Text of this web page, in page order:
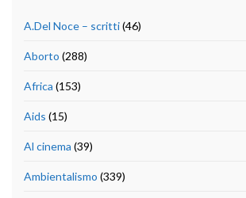
A.Del Noce – scritti(46)
Aborto (288)
Africa (153)
Aids (15)
Al cinema (39)
Ambientalismo (339)